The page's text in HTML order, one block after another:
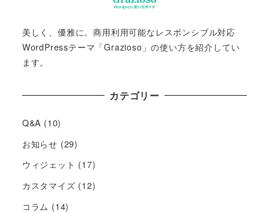
美しく、優雅に。商用利用可能なレスポンシブル対応
WordPressテーマ「Grazioso」の使い方を紹介してい
ます。
カテゴリー
Q&A (10)
お知らせ (29)
ウィジェット (17)
カスタマイズ (12)
コラム (14)